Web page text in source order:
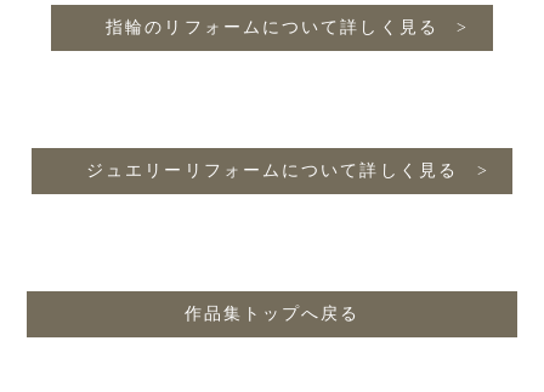
指輪のリフォームについて詳しく見る
ジュエリーリフォームについて詳しく見る
作品集トップへ戻る